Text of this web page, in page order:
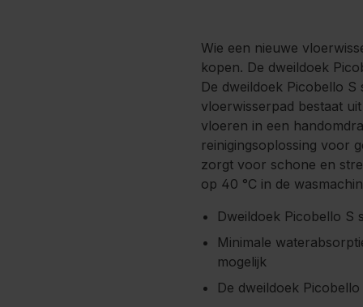
Wie een nieuwe
kopen. De dweildoek
De dweildoek Picobello
vloerwisserpad bestaat
vloeren in een
reinigingsoplossing voor
zorgt voor schone en
op 40 °C in de
Dweildoek Picobello S
Minimale
mogelijk
De dweildoek